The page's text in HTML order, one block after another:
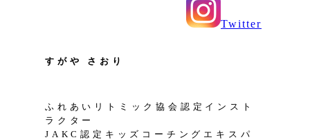
Twitter
すがや さおり
ふれあいリトミック協会認定インスト
ラクター
JAKC認定キッズコーチングエキスパ